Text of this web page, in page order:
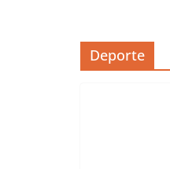
Deporte